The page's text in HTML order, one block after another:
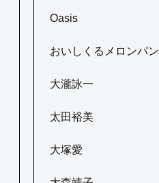
Oasis
おいしくるメロンパン
大瀧詠一
太田裕美
大塚愛